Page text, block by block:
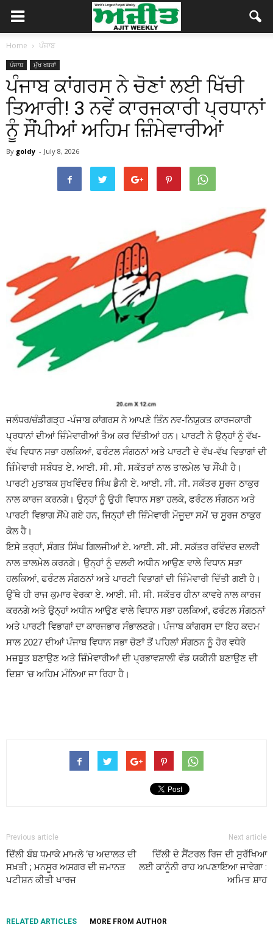
Home ਪੰਜਾਬ
ਪੰਜਾਬ ਮੁੱਖ ਖਬਰਾਂ
ਪੰਜਾਬ ਕਾਂਗਰਸ ਨੇ ਚੋਣਾਂ ਲਈ ਖਿੱਚੀ
ਤਿਆਰੀ! 3 ਨਵੇਂ ਕਾਰਜਕਾਰੀ ਪ੍ਰਧਾਨਾਂ
ਨੂੰ ਸੌਂਪੀਆਂ ਅਹਿਮ ਜ਼ਿੰਮੇਵਾਰੀਆਂ
By goldy - July 8, 2026
ਜਲੰਧਰ/ਚੰਡੀਗੜ੍ਹ -ਪੰਜਾਬ ਕਾਂਗਰਸ ਨੇ ਆਪਣੇ ਤਿੰਨ ਨਵ-ਨਿਯੁਕਤ ਕਾਰਜਕਾਰੀ
ਪ੍ਰਧਾਨਾਂ ਦੀਆਂ ਜ਼ਿੰਮੇਵਾਰੀਆਂ ਤੈਅ ਕਰ ਦਿੱਤੀਆਂ ਹਨ। ਪਾਰਟੀ ਨੇ ਉਨ੍ਹਾਂ ਨੂੰ ਵੱਖ-
ਵੱਖ ਵਿਧਾਨ ਸਭਾ ਹਲਕਿਆਂ, ਫਰੰਟਲ ਸੰਗਠਨਾਂ ਅਤੇ ਪਾਰਟੀ ਦੇ ਵੱਖ-ਵੱਖ ਵਿਭਾਗਾਂ ਦੀ
ਜ਼ਿੰਮੇਵਾਰੀ ਸਬੰਧਤ ਏ. ਆਈ. ਸੀ. ਸੀ. ਸਕੱਤਰਾਂ ਨਾਲ ਤਾਲਮੇਲ ’ਚ ਸੌਂਪੀ ਹੈ।
ਪਾਰਟੀ ਮੁਤਾਬਕ ਸੁਖਵਿੰਦਰ ਸਿੰਘ ਡੈਨੀ ਏ. ਆਈ. ਸੀ. ਸੀ. ਸਕੱਤਰ ਸੂਰਜ ਠਾਕੁਰ
ਨਾਲ ਕਾਰਜ ਕਰਨਗੇ। ਉਨ੍ਹਾਂ ਨੂੰ ਉਹੀ ਵਿਧਾਨ ਸਭਾ ਹਲਕੇ, ਫਰੰਟਲ ਸੰਗਠਨ ਅਤੇ
ਪਾਰਟੀ ਵਿਭਾਗ ਸੌਂਪੇ ਗਏ ਹਨ, ਜਿਨ੍ਹਾਂ ਦੀ ਜ਼ਿੰਮੇਵਾਰੀ ਮੌਜੂਦਾ ਸਮੇਂ ’ਚ ਸੂਰਜ ਠਾਕੁਰ
ਕੋਲ ਹੈ।
ਇਸੇ ਤਰ੍ਹਾਂ, ਸੰਗਤ ਸਿੰਘ ਗਿਲਜੀਆਂ ਏ. ਆਈ. ਸੀ. ਸੀ. ਸਕੱਤਰ ਰਵਿੰਦਰ ਦਲਵੀ
ਨਾਲ ਤਾਲਮੇਲ ਕਰਨਗੇ। ਉਨ੍ਹਾਂ ਨੂੰ ਦਲਵੀ ਅਧੀਨ ਆਉਣ ਵਾਲੇ ਵਿਧਾਨ ਸਭਾ
ਹਲਕਿਆਂ, ਫਰੰਟਲ ਸੰਗਠਨਾਂ ਅਤੇ ਪਾਰਟੀ ਵਿਭਾਗਾਂ ਦੀ ਜ਼ਿੰਮੇਵਾਰੀ ਦਿੱਤੀ ਗਈ ਹੈ।
ਉੱਥੇ ਹੀ ਰਾਜ ਕੁਮਾਰ ਵੇਰਕਾ ਏ. ਆਈ. ਸੀ. ਸੀ. ਸਕੱਤਰ ਹੀਨਾ ਕਾਵਰੇ ਨਾਲ ਕਾਰਜ
ਕਰਨਗੇ ਅਤੇ ਉਨ੍ਹਾਂ ਅਧੀਨ ਆਉਣ ਵਾਲੇ ਵਿਧਾਨ ਸਭਾ ਹਲਕਿਆਂ, ਫਰੰਟਲ ਸੰਗਠਨਾਂ
ਅਤੇ ਪਾਰਟੀ ਵਿਭਾਗਾਂ ਦਾ ਕਾਰਜਭਾਰ ਸੰਭਾਲਣਗੇ। ਪੰਜਾਬ ਕਾਂਗਰਸ ਦਾ ਇਹ ਕਦਮ
ਸਾਲ 2027 ਦੀਆਂ ਪੰਜਾਬ ਵਿਧਾਨ ਸਭਾ ਚੋਣਾਂ ਤੋਂ ਪਹਿਲਾਂ ਸੰਗਠਨ ਨੂੰ ਹੋਰ ਵਧੇਰੇ
ਮਜ਼ਬੂਤ ਬਣਾਉਣ ਅਤੇ ਜ਼ਿੰਮੇਵਾਰੀਆਂ ਦੀ ਪ੍ਰਭਾਵਸ਼ਾਲੀ ਵੰਡ ਯਕੀਨੀ ਬਣਾਉਣ ਦੀ
ਦਿਸ਼ਾ ‘ਚ ਅਹਿਮ ਮੰਨਿਆ ਜਾ ਰਿਹਾ ਹੈ।
Previous article
ਦਿੱਲੀ ਬੰਬ ਧਮਾਕੇ ਮਾਮਲੇ ‘ਚ ਅਦਾਲਤ ਦੀ
ਸਖ਼ਤੀ ; ਮਨਸੂਰ ਅਸਗਰ ਦੀ ਜ਼ਮਾਨਤ
ਪਟੀਸ਼ਨ ਕੀਤੀ ਖਾਰਜ
Next article
ਦਿੱਲੀ ਦੇ ਸੈਂਟਰਲ ਰਿਜ ਦੀ ਸੁਰੱਖਿਆ
ਲਈ ਕਾਨੂੰਨੀ ਰਾਹ ਅਪਣਾਇਆ ਜਾਵੇਗਾ :
ਅਮਿਤ ਸ਼ਾਹ
RELATED ARTICLES MORE FROM AUTHOR